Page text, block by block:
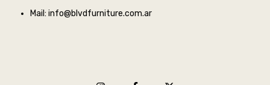
Mail: info@blvdfurniture.com.ar